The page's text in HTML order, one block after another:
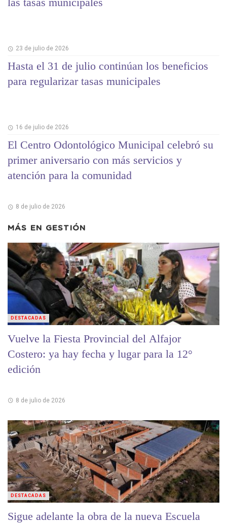
23 de julio de 2026
Hasta el 31 de julio continúan los beneficios
para regularizar tasas municipales
16 de julio de 2026
El Centro Odontológico Municipal celebró su
primer aniversario con más servicios y
atención para la comunidad
8 de julio de 2026
MÁS EN GESTIÓN
Vuelve la Fiesta Provincial del Alfajor
Costero: ya hay fecha y lugar para la 12°
edición
8 de julio de 2026
DESTACADAS
Sigue adelante la obra de la nueva Escuela
DESTACADAS